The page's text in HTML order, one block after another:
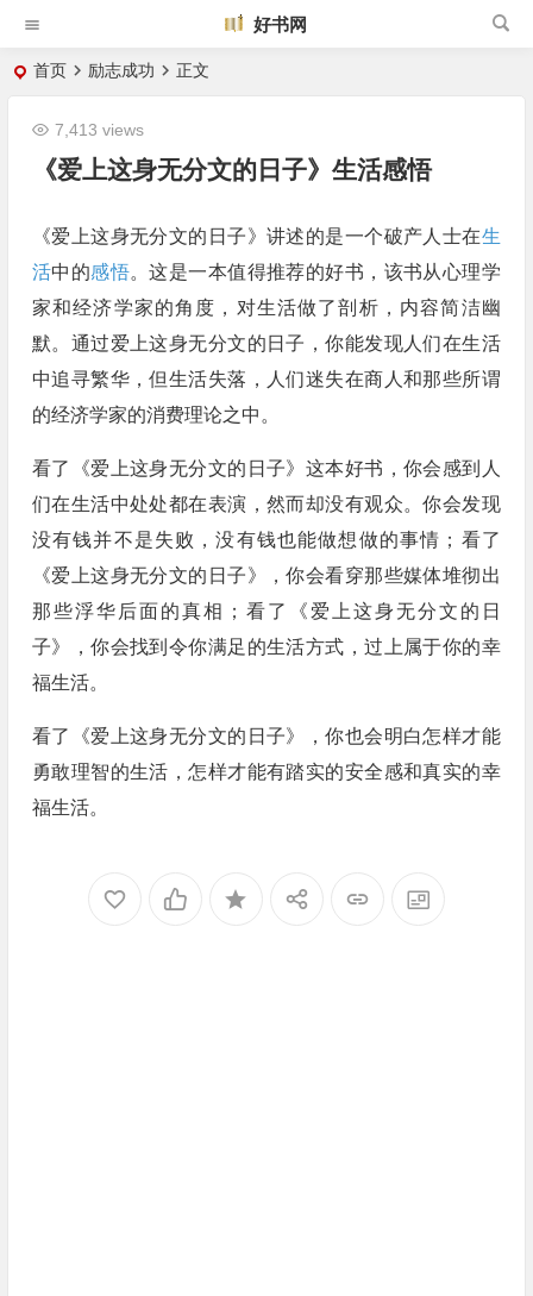
好书网
首页 励志成功 正文
《爱上这身无分文的日子》生活感悟
7,413 views
《爱上这身无分文的日子》讲述的是一个破产人士在生
活中的感悟。这是一本值得推荐的好书，该书从心理学
家和经济学家的角度，对生活做了剖析，内容简洁幽
默。通过爱上这身无分文的日子，你能发现人们在生活
中追寻繁华，但生活失落，人们迷失在商人和那些所谓
的经济学家的消费理论之中。
看了《爱上这身无分文的日子》这本好书，你会感到人
们在生活中处处都在表演，然而却没有观众。你会发现
没有钱并不是失败，没有钱也能做想做的事情；看了
《爱上这身无分文的日子》，你会看穿那些媒体堆彻出
那些浮华后面的真相；看了《爱上这身无分文的日
子》，你会找到令你满足的生活方式，过上属于你的幸
福生活。
看了《爱上这身无分文的日子》，你也会明白怎样才能
勇敢理智的生活，怎样才能有踏实的安全感和真实的幸
福生活。